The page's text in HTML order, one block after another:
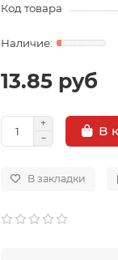
Код товара
13.85 руб
В
В закладки